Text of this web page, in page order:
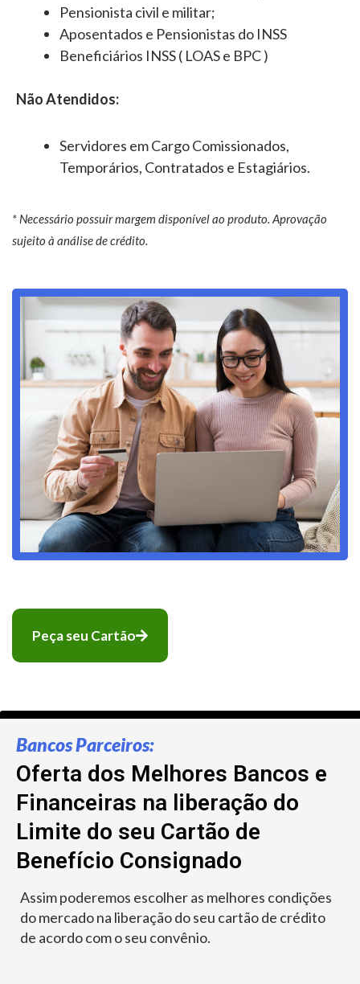
Pensionista civil e militar;
Aposentados e Pensionistas do INSS
Beneficiários INSS ( LOAS e BPC )
Não Atendidos:
Servidores em Cargo Comissionados,
Temporários, Contratados e Estagiários.
* Necessário possuir margem disponível ao produto. Aprovação
sujeito à análise de crédito.
Peça seu Cartão
Bancos Parceiros:
Oferta dos Melhores Bancos e
Financeiras na liberação do
Limite do seu Cartão de
Benefício Consignado
Assim poderemos escolher as melhores condições
do mercado na liberação do seu cartão de crédito
de acordo com o seu convênio.